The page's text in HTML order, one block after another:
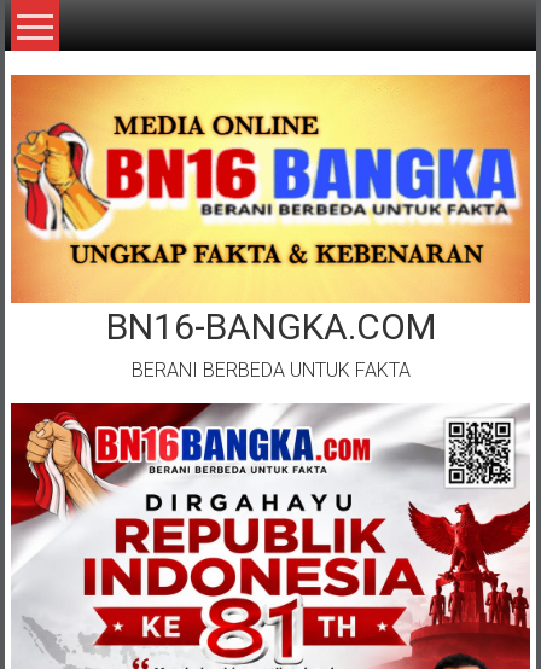
Lompat
ke
BN16-BANGKA.COM
BERANI BERBEDA UNTUK FAKTA